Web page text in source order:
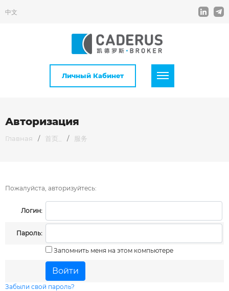
中文
Личный Кабинет
Авторизация
Главная / 首页_ / 服务
Пожалуйста, авторизуйтесь:
Логин:
Пароль:
Запомнить меня на этом компьютере
Забыли свой пароль?